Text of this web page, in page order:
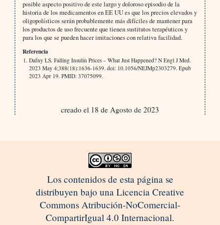
posible aspecto positivo de este largo y doloroso episodio de la
historia de los medicamentos en EE UU es que los precios elevados y
oligopolísticos serán probablemente más difíciles de mantener para
los productos de uso frecuente que tienen sustitutos terapéuticos y
para los que se pueden hacer imitaciones con relativa facilidad.
Referencia
Dafny LS. Falling Insulin Prices – What Just Happened? N Engl J Med.
2023 May 4;388(18):1636-1639. doi: 10.1056/NEJMp2303279. Epub
2023 Apr 19. PMID: 37075099.
creado el 18 de Agosto de 2023
Los contenidos de esta página se
distribuyen bajo una Licencia Creative
Commons Atribución-NoComercial-
CompartirIgual 4.0 Internacional.